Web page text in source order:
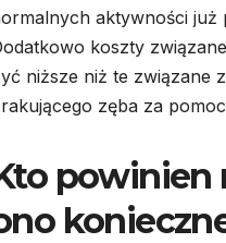
aktywności już
koszty
niższe niż te związane
zęba za
powinien